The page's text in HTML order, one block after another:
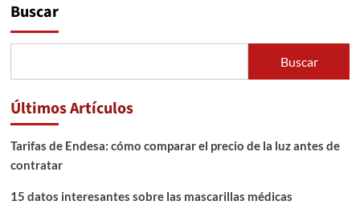
Buscar
Buscar
Últimos Artículos
Tarifas de Endesa: cómo comparar el precio de la luz antes de
contratar
15 datos interesantes sobre las mascarillas médicas